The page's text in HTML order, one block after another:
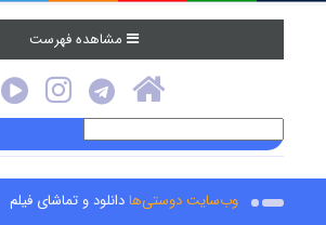
مشاهده فهرست
وب‌سایت دوستی‌هادانلود و تماشای فیلم